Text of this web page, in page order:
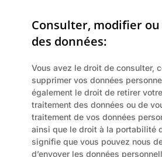
Consulter, modifier
des données:
Vous avez le droit de consulter,
supprimer vos données
également le droit de retirer
traitement des données ou de
traitement de vos données
ainsi que le droit à la portabilité
signifie que vous pouvez nous
d’envoyer les données